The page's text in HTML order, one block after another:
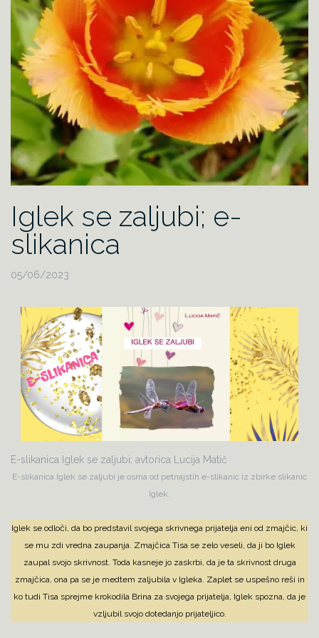
Iglek se zaljubi; e-
slikanica
05/06/2023
E-slikanica Iglek se zaljubi; avtorica Lucija Matič
E-slikanica Iglek se zaljubi je osma od petnajstih e-slikanic iz zbirke slikanic
Iglek.
Iglek se odloči, da bo predstavil svojega skrivnega prijatelja eni od zmajčic, ki
se mu zdi vredna zaupanja. Zmajčica Tisa se zelo veseli, da ji bo Iglek
zaupal svojo skrivnost. Toda kasneje jo zaskrbi, da je ta skrivnost druga
zmajčica, ona pa se je medtem zaljubila v Igleka. Zaplet se uspešno reši in
ko tudi Tisa sprejme krokodila Brina za svojega prijatelja, Iglek spozna, da je
vzljubil svojo dotedanjo prijateljico.